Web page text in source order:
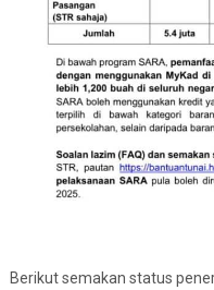
Berikut semakan status